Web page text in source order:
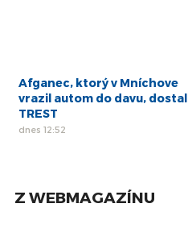
Afganec, ktorý v Mníchove
vrazil autom do davu, dostal
TREST
dnes 12:52
Z WEBMAGAZÍNU